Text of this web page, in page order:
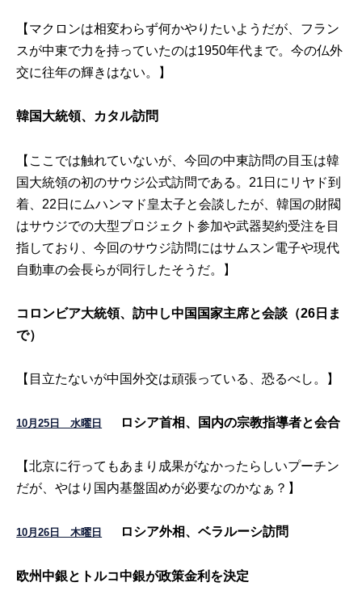
【マクロンは相変わらず何かやりたいようだが、フラン
スが中東で力を持っていたのは1950年代まで。今の仏外
交に往年の輝きはない。】
韓国大統領、カタル訪問
【ここでは触れていないが、今回の中東訪問の目玉は韓
国大統領の初のサウジ公式訪問である。21日にリヤド到
着、22日にムハンマド皇太子と会談したが、韓国の財閥
はサウジでの大型プロジェクト参加や武器契約受注を目
指しており、今回のサウジ訪問にはサムスン電子や現代
自動車の会長らが同行したそうだ。】
コロンビア大統領、訪中し中国国家主席と会談（26日ま
で）
【目立たないが中国外交は頑張っている、恐るべし。】
10月25日 水曜日 ロシア首相、国内の宗教指導者と会合
【北京に行ってもあまり成果がなかったらしいプーチン
だが、やはり国内基盤固めが必要なのかなぁ？】
10月26日 木曜日 ロシア外相、ベラルーシ訪問
欧州中銀とトルコ中銀が政策金利を決定